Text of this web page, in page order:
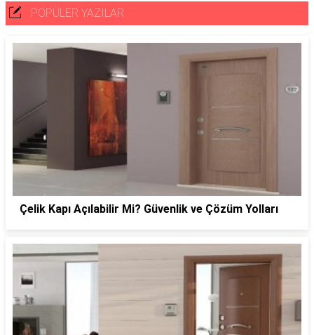
POPÜLER YAZILAR
Çelik Kapı Açılabilir Mi? Güvenlik ve Çözüm Yolları